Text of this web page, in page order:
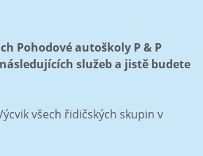
Pohodové autoškoly P & P
služeb a jistě budete
všech řidičských skupin v